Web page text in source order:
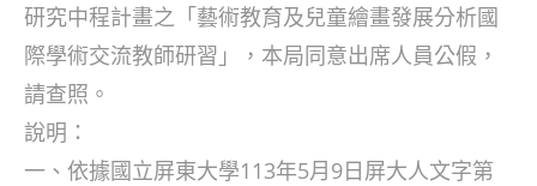
研究中程計畫之「藝術教育及兒童繪畫發展分析國
際學術交流教師研習」，本局同意出席人員公假，
請查照。
說明：
一、依據國立屏東大學113年5月9日屏大人文字第